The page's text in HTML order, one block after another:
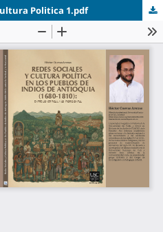
Politica 1.pdf